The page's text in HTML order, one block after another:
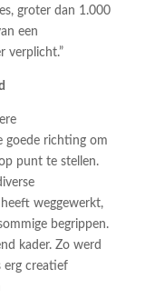
groter dan 1.000
een
verplicht.”
goede richting om
punt te stellen.
weggewerkt,
begrippen.
kader. Zo werd
erg creatief